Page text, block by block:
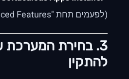
(לפעמים תחת "Advanced Features")
3. בחירת
להתקין